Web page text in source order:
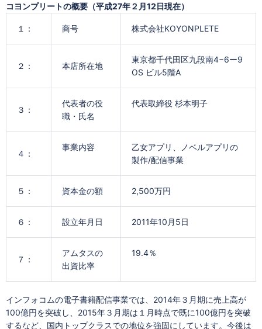
コヨンプリートの概要（平成27年２月12日現在）
１： 商号 株式会社KOYONPLETE
２： 本店所在地
東京都千代田区九段南4−6ー9
OS ビル5階A
３：
代表者の役
職・氏名
代表取締役 杉本明子
４：
事業内容
乙女アプリ、ノベルアプリの
製作/配信事業
５： 資本金の額 2,500万円
６： 設立年月日 2011年10月5日
７：
アムタスの
出資比率
19.4％
インフォコムの電子書籍配信事業では、2014年３月期に売上高が
100億円を突破し、2015年３月期は１月時点で既に100億円を突破
するなど、国内トップクラスでの地位を強固にしています。今後は